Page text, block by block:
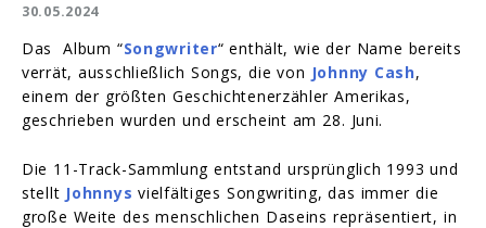
30.05.2024
Das Album “Songwriter“ enthält, wie der Name bereits
verrät, ausschließlich Songs, die von Johnny Cash,
einem der größten Geschichtenerzähler Amerikas,
geschrieben wurden und erscheint am 28. Juni.
Die 11-Track-Sammlung entstand ursprünglich 1993 und
stellt Johnnys vielfältiges Songwriting, das immer die
große Weite des menschlichen Daseins repräsentiert, in